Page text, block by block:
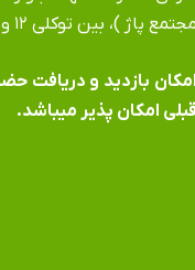
پاژ )، بین توکلی ۱۲ و ۱۴، پلاک ۳، واحد ۲
بازدید و دریافت
امکان پذیر میباشد.